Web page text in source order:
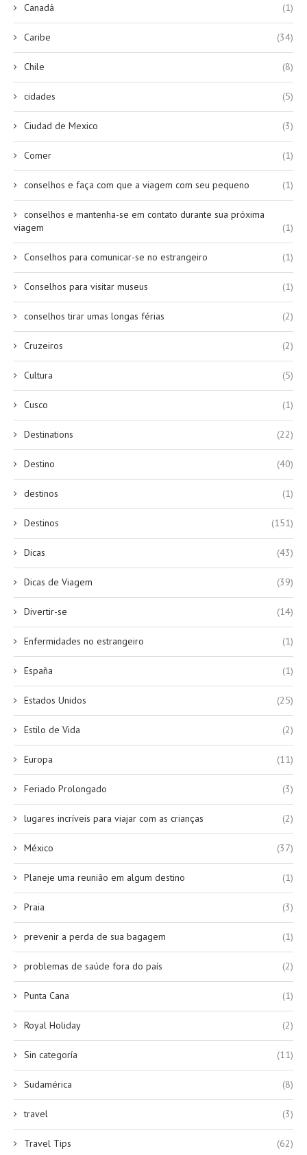
Canadá (1)
Caribe (34)
Chile (8)
cidades (5)
Ciudad de Mexico (3)
Comer (1)
conselhos e faça com que a viagem com seu pequeno (1)
conselhos e mantenha-se em contato durante sua próxima
viagem
(1)
Conselhos para comunicar-se no estrangeiro (1)
Conselhos para visitar museus (1)
conselhos tirar umas longas férias (2)
Cruzeiros (2)
Cultura (5)
Cusco (1)
Destinations (22)
Destino (40)
destinos (1)
Destinos (151)
Dicas (43)
Dicas de Viagem (39)
Divertir-se (14)
Enfermidades no estrangeiro (1)
España (1)
Estados Unidos (25)
Estilo de Vida (2)
Europa (11)
Feriado Prolongado (3)
lugares incríveis para viajar com as crianças (2)
México (37)
Planeje uma reunião em algum destino (1)
Praia (3)
prevenir a perda de sua bagagem (1)
problemas de saúde fora do país (2)
Punta Cana (1)
Royal Holiday (2)
Sin categoría (11)
Sudamérica (8)
travel (3)
Travel Tips (62)